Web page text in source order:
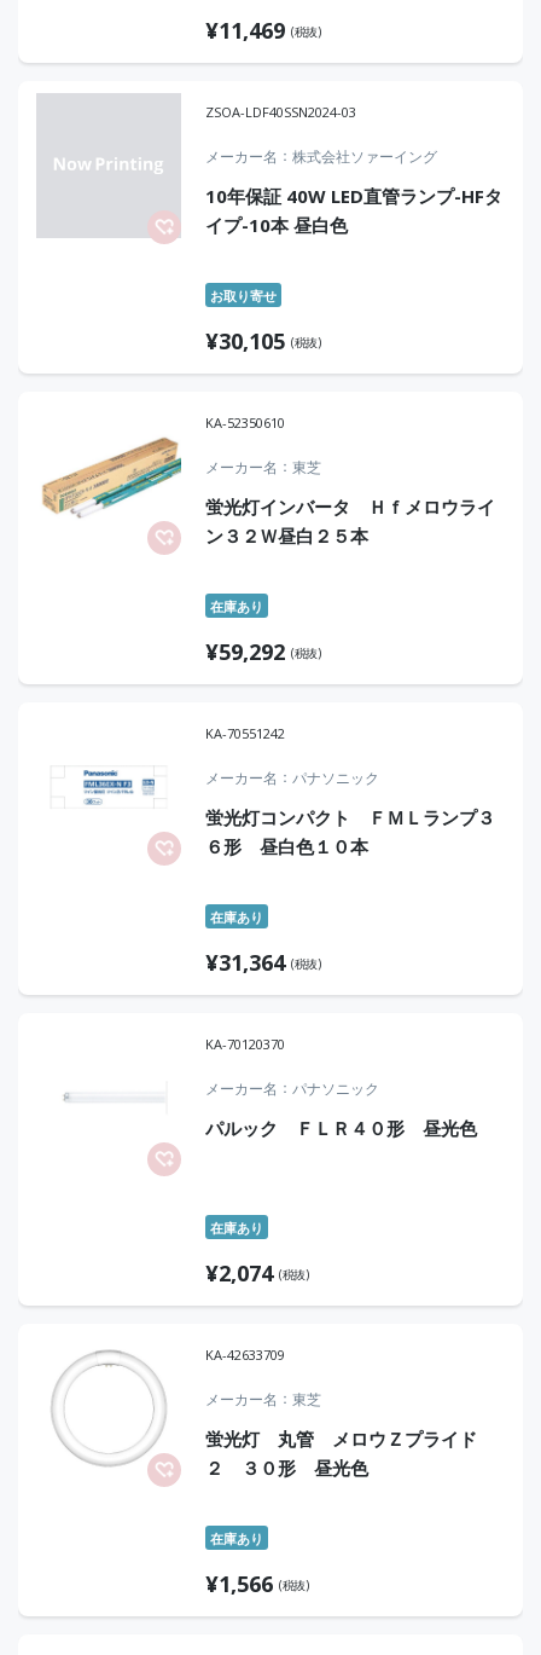
¥11,469 (税抜)
ZSOA-LDF40SSN2024-03
メーカー名 株式会社ソァーイング
10年保証 40W LED直管ランプ-HFタ
イプ-10本 昼白色
お取り寄せ
¥30,105 (税抜)
KA-52350610
メーカー名 東芝
蛍光灯インバータ Ｈｆメロウライ
ン３２Ｗ昼白２５本
在庫あり
¥59,292 (税抜)
KA-70551242
メーカー名 パナソニック
蛍光灯コンパクト ＦＭＬランプ３
６形 昼白色１０本
在庫あり
¥31,364 (税抜)
KA-70120370
メーカー名 パナソニック
パルック ＦＬＲ４０形 昼光色
在庫あり
¥2,074 (税抜)
KA-42633709
メーカー名 東芝
蛍光灯 丸管 メロウＺプライド
２ ３０形 昼光色
在庫あり
¥1,566 (税抜)